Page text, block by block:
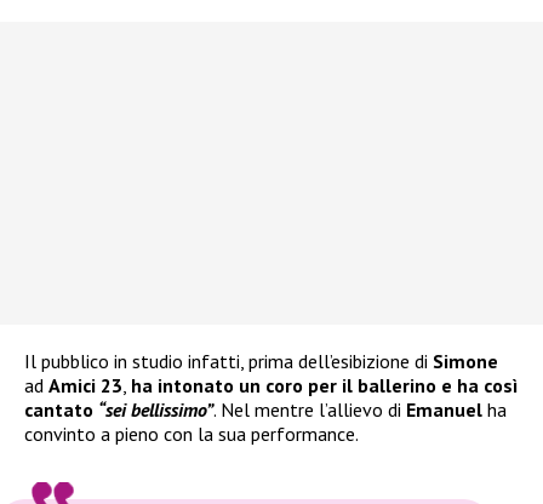
Il pubblico in studio infatti, prima dell’esibizione di Simone
ad Amici 23, ha intonato un coro per il ballerino e ha così
cantato “sei bellissimo”. Nel mentre l’allievo di Emanuel ha
convinto a pieno con la sua performance.